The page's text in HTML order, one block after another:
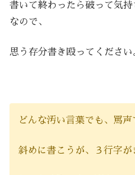
書いて終わったら破って気
なので、
思う存分書き殴ってください
どんな汚い言葉でも、罵
斜めに書こうが、３行字が